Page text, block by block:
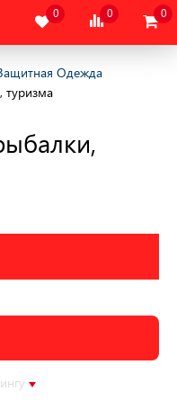
0 0 0
Одежда
туризма